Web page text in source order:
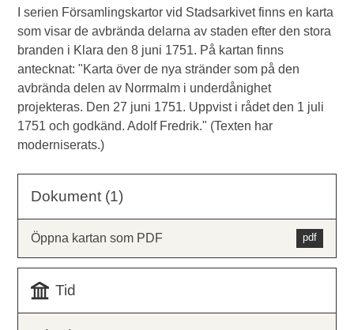
I serien Församlingskartor vid Stadsarkivet finns en karta
som visar de avbrända delarna av staden efter den stora
branden i Klara den 8 juni 1751. På kartan finns
antecknat: "Karta över de nya stränder som på den
avbrända delen av Norrmalm i underdånighet
projekteras. Den 27 juni 1751. Uppvist i rådet den 1 juli
1751 och godkänd. Adolf Fredrik." (Texten har
moderniserats.)
Dokument (1)
Öppna kartan som PDF
Tid